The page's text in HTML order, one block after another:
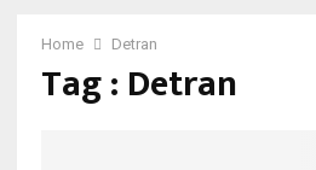
Home Detran
Tag : Detran